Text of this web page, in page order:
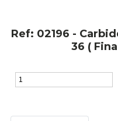
Ref: 02196 -
36 (